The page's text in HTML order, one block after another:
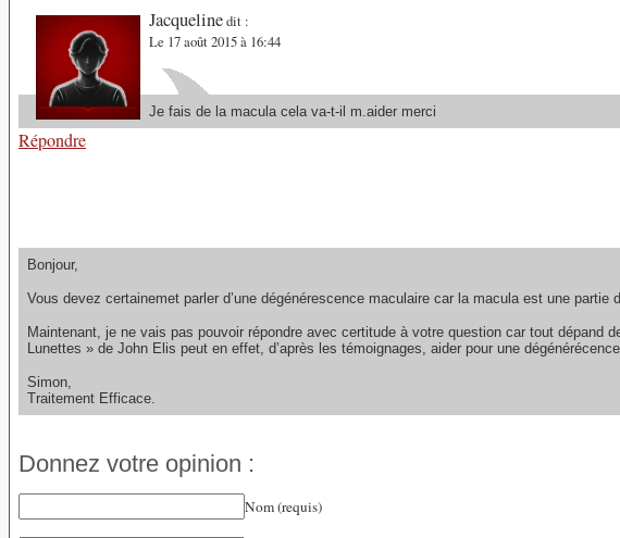
Jacquelinedit :
Le 17 août 2015 à 16:44
Je fais de la macula cela va-t-il m.aider merci
Répondre
Bonjour,
Vous devez certainemet parler d’une dégénérescence maculaire car la macula est une partie
Maintenant, je ne vais pas pouvoir répondre avec certitude à votre question car tout dépand
Lunettes » de John Elis peut en effet, d’après les témoignages, aider pour une
Simon,
Traitement Efficace.
Donnez votre opinion :
Nom (requis)